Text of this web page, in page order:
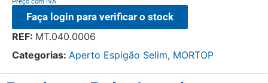
Faça login para verificar o stock
REF: MT.040.0006
Categorias: Aperto Espigão Selim, MORTOP